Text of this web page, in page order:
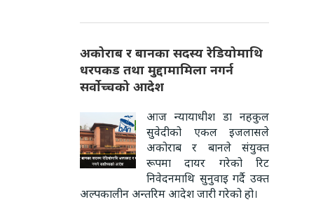
अकोराब र बानका सदस्य रेडियोमाथि
धरपकड तथा मुद्दामामिला नगर्न
सर्वोच्चको आदेश
आज न्यायाधीश डा नहकुल
सुवेदीको एकल इजलासले
अकोराब र बानले संयुक्त
रूपमा दायर गरेको रिट
निवेदनमाथि सुनुवाइ गर्दै उक्त
अल्पकालीन अन्तरिम आदेश जारी गरेको हो।